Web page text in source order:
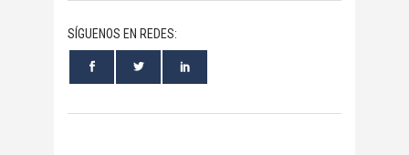
SÍGUENOS EN REDES: